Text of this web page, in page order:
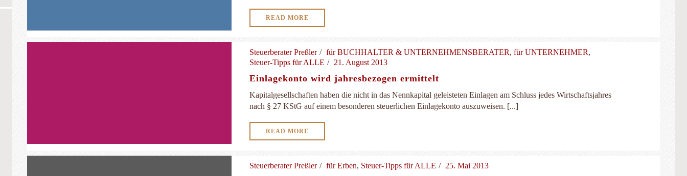
READ MORE
Steuerberater Preßler für BUCHHALTER & UNTERNEHMENSBERATER, für UNTERNEHMER,
Steuer-Tipps für ALLE
21. August 2013
Einlagekonto wird jahresbezogen ermittelt
Kapitalgesellschaften haben die nicht in das Nennkapital geleisteten Einlagen am Schluss jedes Wirtschaftsjahres
nach § 27 KStG auf einem besonderen steuerlichen Einlagekonto auszuweisen. [...]
READ MORE
Steuerberater Preßler für Erben, Steuer-Tipps für ALLE 25. Mai 2013